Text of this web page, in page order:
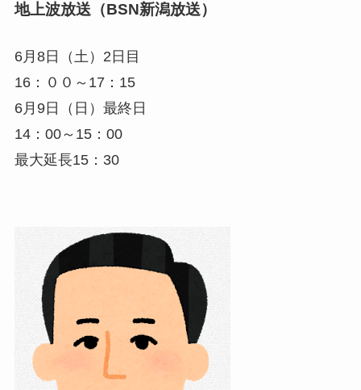
地上波放送（BSN新潟放送）
6月8日（土）2日目
16：００～17：15
6月9日（日）最終日
14：00～15：00
最大延長15：30